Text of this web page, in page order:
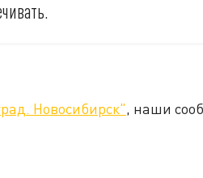
Новосибирск", наши